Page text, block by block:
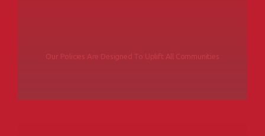
Our Policies Are Designed To Uplift All Communities